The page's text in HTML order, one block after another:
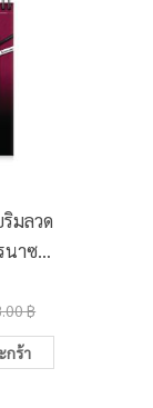
มลวด
าซอง
฿
กร้า